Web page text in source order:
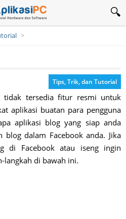
Tips, Trik, dan Tutorial
tidak tersedia fitur resmi untuk
aplikasi buatan para pengguna
aplikasi blog yang siap anda
blog dalam Facebook anda. Jika
di Facebook atau iseng ingin
langkah di bawah ini.